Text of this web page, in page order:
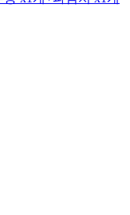
x1개+파김치 x1개